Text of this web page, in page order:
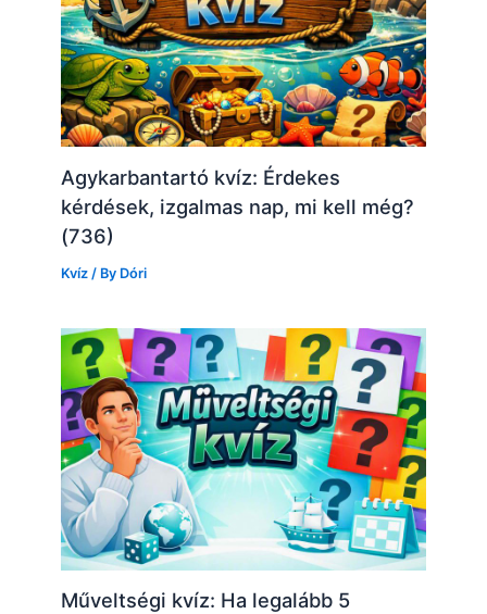
Agykarbantartó kvíz: Érdekes
kérdések, izgalmas nap, mi kell még?
(736)
Kvíz / By Dóri
Műveltségi kvíz: Ha legalább 5